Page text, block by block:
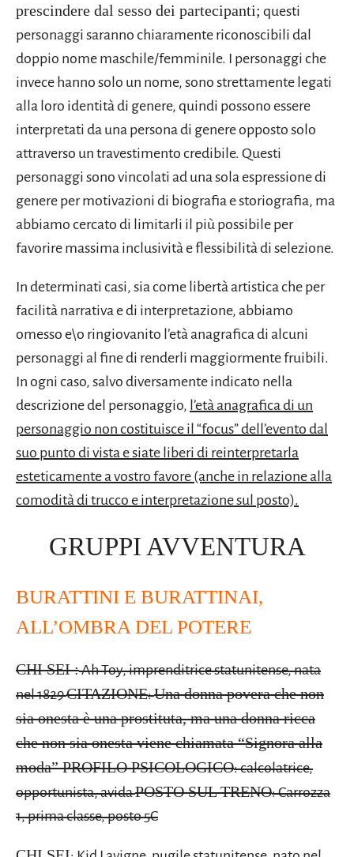
prescindere dal sesso dei partecipanti; questi
personaggi saranno chiaramente riconoscibili dal
doppio nome maschile/femminile. I personaggi che
invece hanno solo un nome, sono strettamente legati
alla loro identità di genere, quindi possono essere
interpretati da una persona di genere opposto solo
attraverso un travestimento credibile. Questi
personaggi sono vincolati ad una sola espressione di
genere per motivazioni di biografia e storiografia, ma
abbiamo cercato di limitarli il più possibile per
favorire massima inclusività e flessibilità di selezione.
In determinati casi, sia come libertà artistica che per
facilità narrativa e di interpretazione, abbiamo
omesso e\o ringiovanito l’età anagrafica di alcuni
personaggi al fine di renderli maggiormente fruibili.
In ogni caso, salvo diversamente indicato nella
descrizione del personaggio, l’età anagrafica di un
personaggio non costituisce il “focus” dell’evento dal
suo punto di vista e siate liberi di reinterpretarla
esteticamente a vostro favore (anche in relazione alla
comodità di trucco e interpretazione sul posto).
GRUPPI AVVENTURA
BURATTINI E BURATTINAI,
ALL’OMBRA DEL POTERE
CHI SEI :Ah Toy, imprenditrice statunitense, nata
nel 1829CITAZIONE:Una donna povera che non
sia onesta è una prostituta, ma una donna ricca
che non sia onesta viene chiamata “Signora alla
moda”PROFILO PSICOLOGICO: calcolatrice,
opportunista, avidaPOSTO SUL TRENO: Carrozza
1, prima classe, posto 5C